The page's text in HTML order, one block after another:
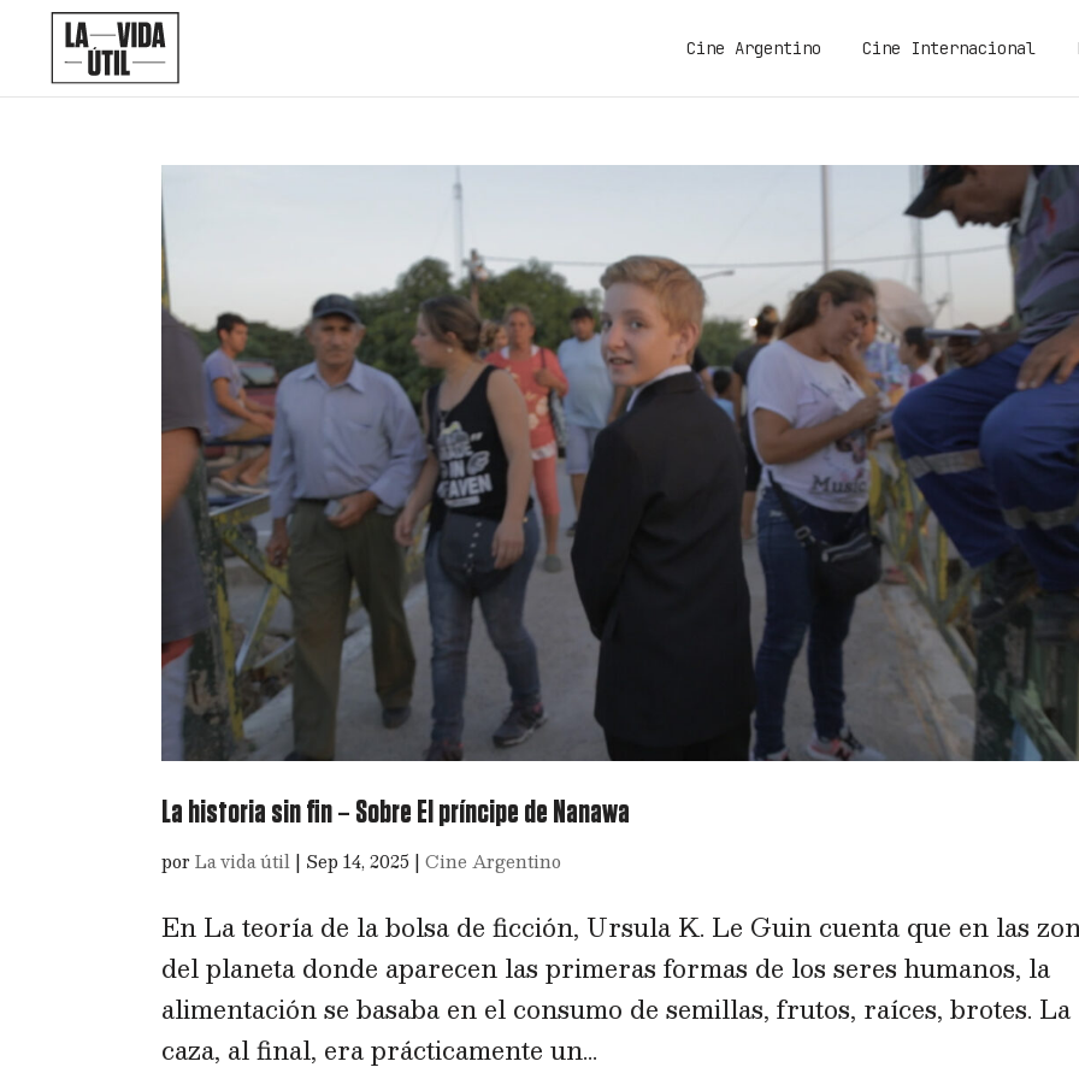
Cine Argentino Cine Internacional
La historia sin fin – Sobre El príncipe de Nanawa
porLa vida útil | Sep 14, 2025 |Cine Argentino
En La teoría de la bolsa de ficción, Ursula K. Le Guin cuenta que en las
del planeta donde aparecen las primeras formas de los seres humanos, la
alimentación se basaba en el consumo de semillas, frutos, raíces, brotes. La
caza, al final, era prácticamente un...